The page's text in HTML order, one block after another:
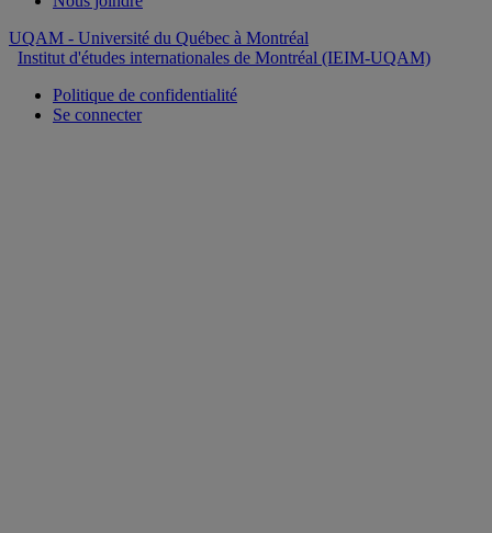
UQAM - Université du Québec à Montréal
Institut d'études internationales de Montréal (IEIM-UQAM)
Politique de confidentialité
Se connecter